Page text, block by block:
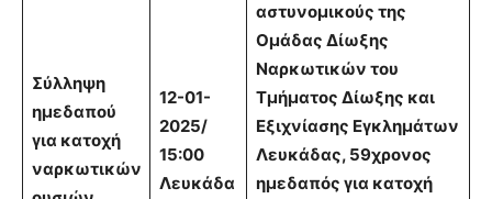
Σύλληψη
ημεδαπού
για κατοχή
ναρκωτικών
12-01-
2025/
15:00
Λευκάδα
αστυνομικούς της
Ομάδας Δίωξης
Ναρκωτικών του
Τμήματος Δίωξης και
Εξιχνίασης Εγκλημάτων
Λευκάδας, 59χρονος
ημεδαπός για κατοχή